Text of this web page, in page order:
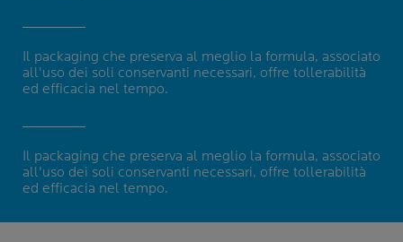
Il packaging che preserva al meglio la formula, associato
all'uso dei soli conservanti necessari, offre tollerabilità
ed efficacia nel tempo.
Il packaging che preserva al meglio la formula, associato
all'uso dei soli conservanti necessari, offre tollerabilità
ed efficacia nel tempo.